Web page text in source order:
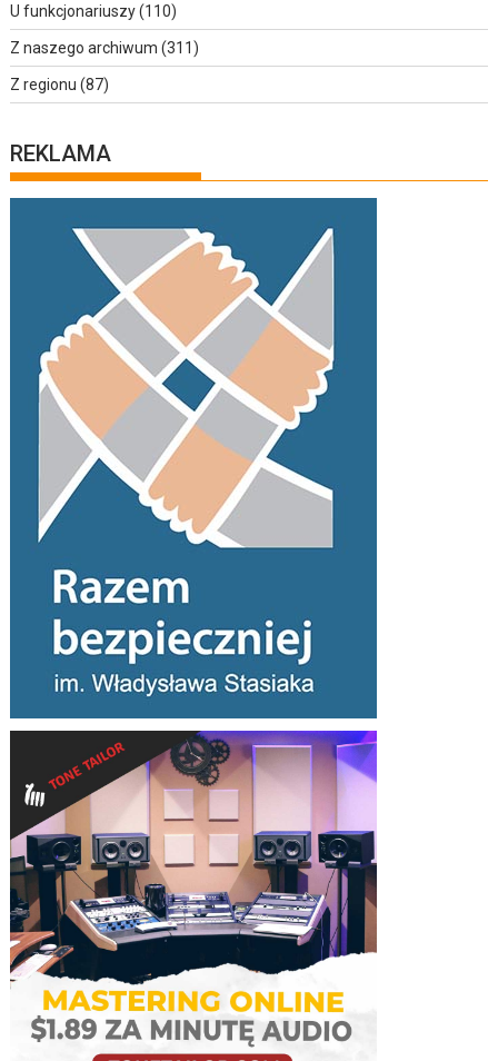
U funkcjonariuszy(110)
Z naszego archiwum (311)
Z regionu (87)
REKLAMA